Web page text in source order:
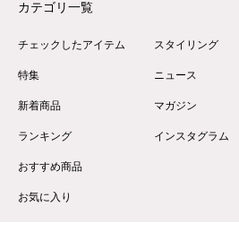
カテゴリ一覧
チェックしたアイテム
特集
新着商品
ランキング
おすすめ商品
お気に入り
スタイリング
ニュース
マガジン
インスタグラム